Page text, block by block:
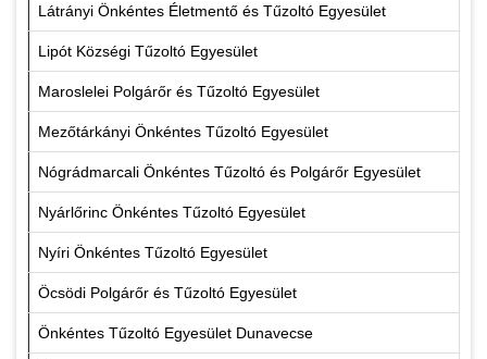
Látrányi Önkéntes Életmentő és Tűzoltó Egyesület
Lipót Községi Tűzoltó Egyesület
Maroslelei Polgárőr és Tűzoltó Egyesület
Mezőtárkányi Önkéntes Tűzoltó Egyesület
Nógrádmarcali Önkéntes Tűzoltó és Polgárőr Egyesület
Nyárlőrinc Önkéntes Tűzoltó Egyesület
Nyíri Önkéntes Tűzoltó Egyesület
Öcsödi Polgárőr és Tűzoltó Egyesület
Önkéntes Tűzoltó Egyesület Dunavecse